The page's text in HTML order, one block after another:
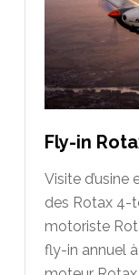
Fly-in
Visite
des Rotax 4-
motoriste
fly-in annuel